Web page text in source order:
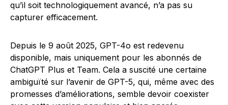
qu’il soit technologiquement avancé, n’a pas su
capturer efficacement.
Depuis le 9 août 2025, GPT-4o est redevenu
disponible, mais uniquement pour les abonnés de
ChatGPT Plus et Team. Cela a suscité une certaine
ambiguïté sur l’avenir de GPT-5, qui, même avec des
promesses d’améliorations, semble devoir coexister